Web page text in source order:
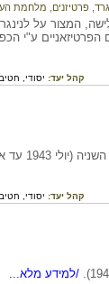
פרטיזנים מלחמת
: התכנון הגרמני, מהלך הפלישה,
ע"י
קהל יעד: יסודי,
1945).
קהל יעד: יסודי,
/למידע מלא...